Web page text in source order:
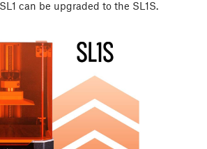
can be upgraded to the SL1S.